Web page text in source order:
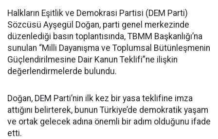
Halkların Eşitlik ve Demokrasi Partisi (DEM Parti)
Sözcüsü Ayşegül Doğan, parti genel merkezinde
düzenlediği basın toplantısında, TBMM Başkanlığı’na
sunulan “Milli Dayanışma ve Toplumsal Bütünleşmenin
Güçlendirilmesine Dair Kanun Teklifi”ne ilişkin
değerlendirmelerde bulundu.
Doğan, DEM Parti’nin ilk kez bir yasa teklifine imza
attığını belirterek, bunun Türkiye’de demokratik yaşam
ve ortak gelecek adına önemli bir adım olduğunu ifade
etti.